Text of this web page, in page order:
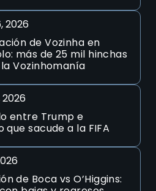
2026
de Vozinha en
más de 25 mil hinchas
Vozinhomanía
2026
entre Trump e
que sacude a la FIFA
de Boca vs O’Higgins: